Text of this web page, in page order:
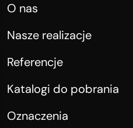
O nas
Nasze realizacje
Referencje
Katalogi do pobrania
Oznaczenia